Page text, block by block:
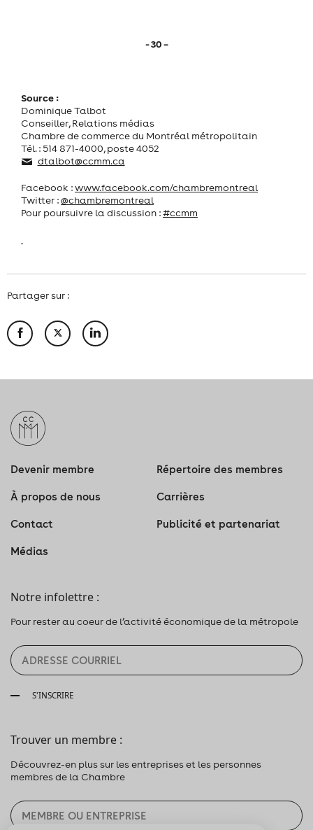
- 30 –
Source :
Dominique Talbot
Conseiller, Relations médias
Chambre de commerce du Montréal métropolitain
Tél. : 514 871-4000, poste 4052
dtalbot@ccmm.ca
Facebook :www.facebook.com/chambremontreal
Twitter :@chambremontreal
Pour poursuivre la discussion :#ccmm
Partager sur :
Devenir membre Répertoire des membres
À propos de nous Carrières
Contact Publicité et partenariat
Médias
Notre infolettre :
Pour rester au coeur de l’activité économique de la métropole
S'INSCRIRE
Trouver un membre :
Découvrez-en plus sur les entreprises et les personnes
membres de la Chambre